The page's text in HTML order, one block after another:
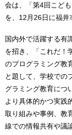
会は、「第4回こど
を、12月26日に福井
国内外で活躍する有
を招き、「これだ！
のプログラミング教
と題して、学校での
グラミング教育につ
より具体的かつ実践
取り組みや事例、教
線での情報共有や議